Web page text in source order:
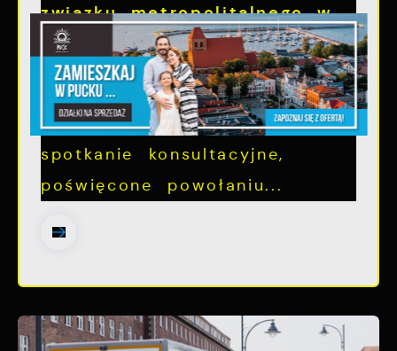
związku metropolitalnego w
województwie pomorskim
Szanowni Państwo, serdecznie
zapraszamy na otwarte
spotkanie konsultacyjne,
poświęcone powołaniu...